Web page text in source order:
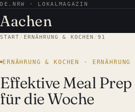
DE.NRW · LOKALMAGAZIN
Aachen
START/ ERNÄHRUNG & KOCHEN /91
ERNÄHRUNG & KOCHEN · ERNÄHRUNG
Effektive Meal Prep
für die Woche